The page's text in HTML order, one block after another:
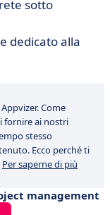
sotto
dedicato alla
Come
fornire ai nostri
stesso
Ecco perché ti
Per saperne di più
management